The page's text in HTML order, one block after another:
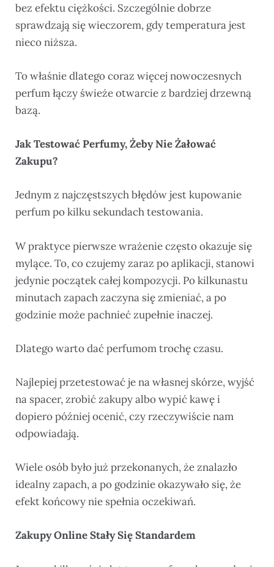
bez efektu ciężkości. Szczególnie dobrze
sprawdzają się wieczorem, gdy temperatura jest
nieco niższa.
To właśnie dlatego coraz więcej nowoczesnych
perfum łączy świeże otwarcie z bardziej drzewną
bazą.
Jak Testować Perfumy, Żeby Nie Żałować
Zakupu?
Jednym z najczęstszych błędów jest kupowanie
perfum po kilku sekundach testowania.
W praktyce pierwsze wrażenie często okazuje się
mylące. To, co czujemy zaraz po aplikacji, stanowi
jedynie początek całej kompozycji. Po kilkunastu
minutach zapach zaczyna się zmieniać, a po
godzinie może pachnieć zupełnie inaczej.
Dlatego warto dać perfumom trochę czasu.
Najlepiej przetestować je na własnej skórze, wyjść
na spacer, zrobić zakupy albo wypić kawę i
dopiero później ocenić, czy rzeczywiście nam
odpowiadają.
Wiele osób było już przekonanych, że znalazło
idealny zapach, a po godzinie okazywało się, że
efekt końcowy nie spełnia oczekiwań.
Zakupy Online Stały Się Standardem